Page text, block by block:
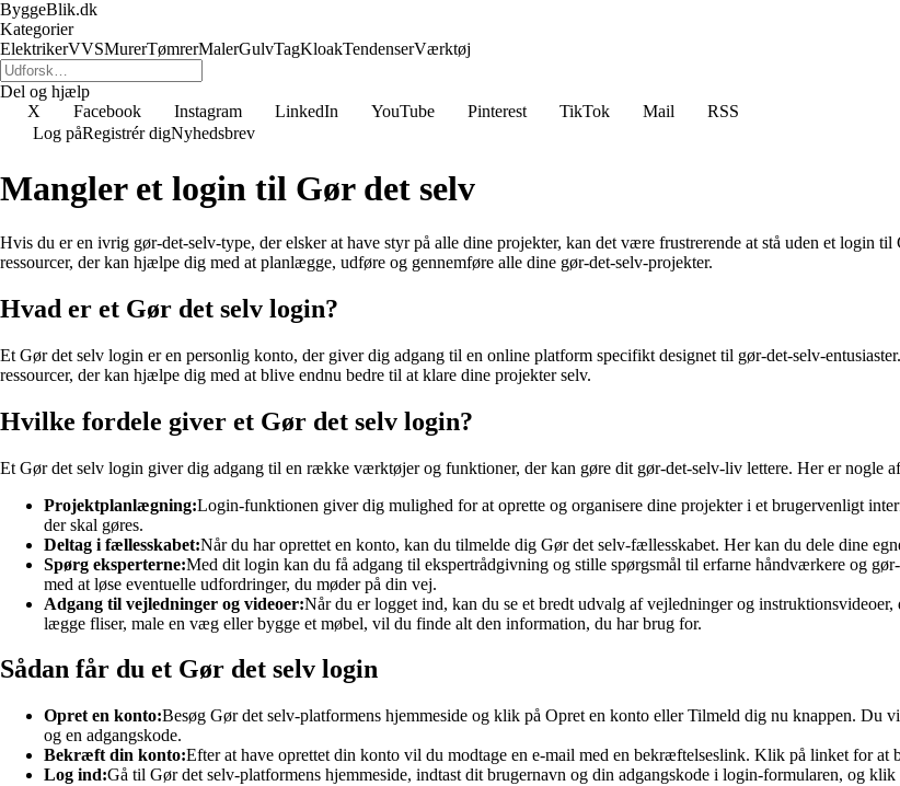
ByggeBlik.dk
Kategorier
ElektrikerVVSMurerTømrerMalerGulvTagKloakTendenserVærktøj
Del og hjælp
X
Facebook Instagram LinkedIn YouTube Pinterest TikTok Mail
RSS
Log påRegistrér digNyhedsbrev
Mangler et login til Gør det selv
Hvis du er en ivrig gør-det-selv-type, der elsker at have styr på alle dine projekter, kan det være frustrerende at stå uden et
ressourcer, der kan hjælpe dig med at planlægge, udføre og gennemføre alle dine gør-det-selv-projekter.
Hvad er et Gør det selv login?
Et Gør det selv login er en personlig konto, der giver dig adgang til en online platform specifikt designet til gør-det-selv-
ressourcer, der kan hjælpe dig med at blive endnu bedre til at klare dine projekter selv.
Hvilke fordele giver et Gør det selv login?
Et Gør det selv login giver dig adgang til en række værktøjer og funktioner, der kan gøre dit gør-det-selv-liv lettere. Her er nogle
Projektplanlægning:Login-funktionen giver dig mulighed for at oprette og organisere dine projekter i et brugervenligt
der skal gøres.
Deltag i fællesskabet:Når du har oprettet en konto, kan du tilmelde dig Gør det selv-fællesskabet. Her kan du dele dine
Spørg eksperterne:Med dit login kan du få adgang til ekspertrådgivning og stille spørgsmål til erfarne håndværkere og
med at løse eventuelle udfordringer, du møder på din vej.
Adgang til vejledninger og videoer:Når du er logget ind, kan du se et bredt udvalg af vejledninger og
lægge fliser, male en væg eller bygge et møbel, vil du finde alt den information, du har brug for.
Sådan får du et Gør det selv login
Opret en konto:Besøg Gør det selv-platformens hjemmeside og klik på Opret en konto eller Tilmeld dig nu knappen. Du
og en adgangskode.
Bekræft din konto:Efter at have oprettet din konto vil du modtage en e-mail med en bekræftelseslink. Klik på linket for
Log ind:Gå til Gør det selv-platformens hjemmeside, indtast dit brugernavn og din adgangskode i login-formularen, og